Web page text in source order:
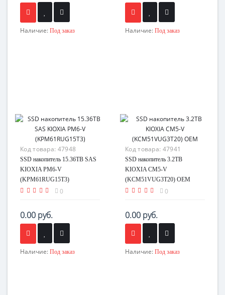
Наличие: Под заказ Наличие: Под заказ
Код товара: 47948
SSD накопитель 15.36TB SAS
KIOXIA PM6-V
(KPM61RUG15T3)
0
0.00 руб.
Наличие: Под заказ
Код товара: 47941
SSD накопитель 3.2TB
KIOXIA CM5-V
(KCM51VUG3T20) OEM
0
0.00 руб.
Наличие: Под заказ